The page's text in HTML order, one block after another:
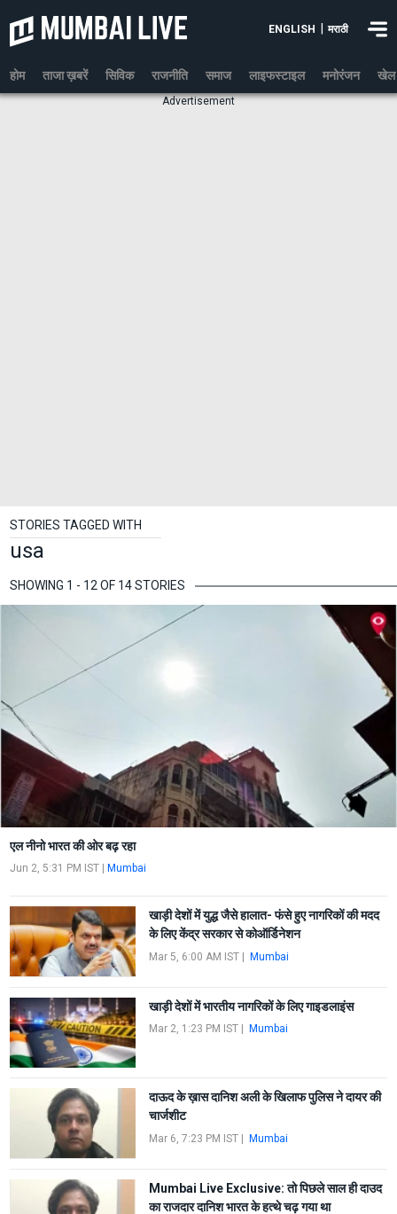
ENGLISH मराठी
होम ताजा ख़बरें सिविक राजनीति समाज लाइफस्टाइल मनोरंजन खेल
Advertisement
STORIES TAGGED WITH
usa
SHOWING 1 - 12 OF 14 STORIES
एल नीनो भारत की ओर बढ़ रहा
Jun 2, 5:31 PM IST Mumbai
खाड़ी देशों में युद्ध जैसे हालात- फंसे हुए नागरिकों की मदद
के लिए केंद्र सरकार से कोऑर्डिनेशन
Mar 5, 6:00 AM IST| Mumbai
खाड़ी देशों में भारतीय नागरिकों के लिए गाइडलाइंस
Mar 2, 1:23 PM IST| Mumbai
दाऊद के ख़ास दानिश अली के खिलाफ पुलिस ने दायर की
चार्जशीट
Mar 6, 7:23 PM IST| Mumbai
Mumbai Live Exclusive: तो पिछले साल ही दाउद
का राजदार दानिश भारत के हत्थे चढ़ गया था